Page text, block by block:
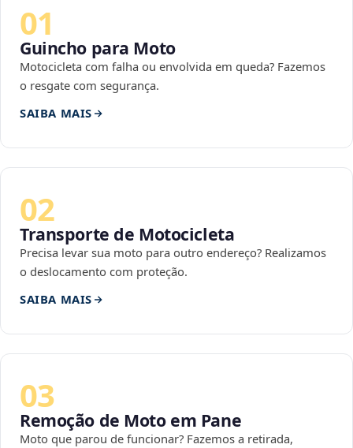
01
Guincho para Moto
Motocicleta com falha ou envolvida em queda? Fazemos
o resgate com segurança.
SAIBA MAIS
02
Transporte de Motocicleta
Precisa levar sua moto para outro endereço? Realizamos
o deslocamento com proteção.
SAIBA MAIS
03
Remoção de Moto em Pane
Moto que parou de funcionar? Fazemos a retirada,